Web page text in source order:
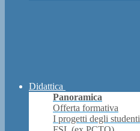
Didattica
Panoramica
Offerta formativa
I progetti degli studenti